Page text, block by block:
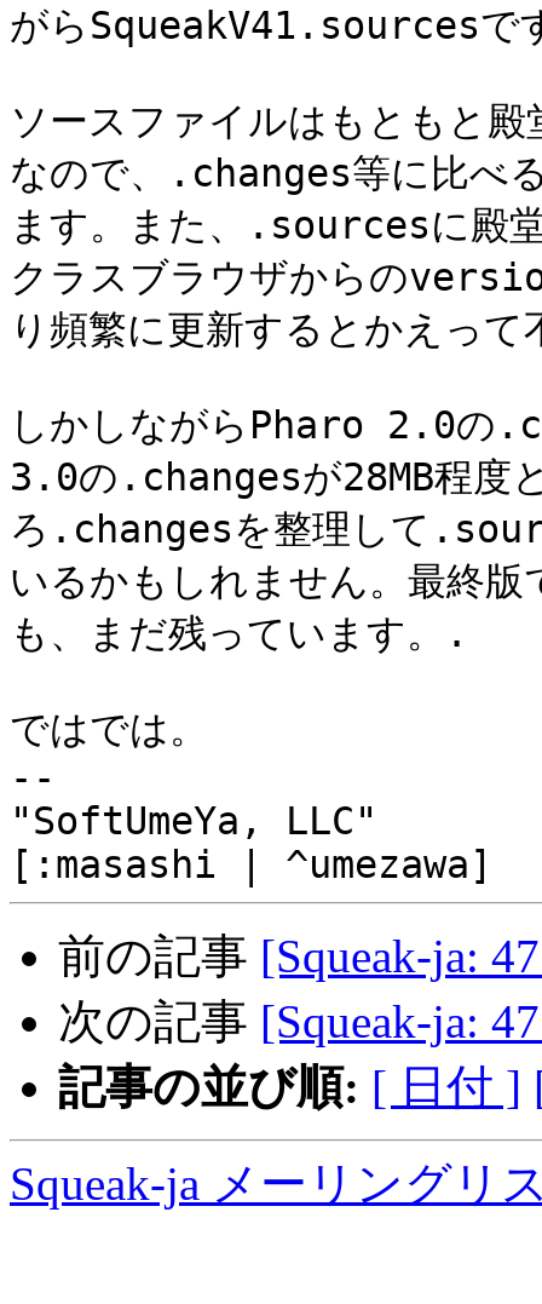
がらSqueakV41.sourcesで
ソースファイルはもともと
なので、.changes等に比べ
ます。また、.sourcesに殿
クラスブラウザからの
り頻繁に更新するとかえっ
しかしながらPharo 2.0の
3.0の.changesが28MB程度
ろ.changesを整理して
いるかもしれません。最終
も、まだ残っています。.
ではでは。
--
"SoftUmeYa, LLC"
前の記事 [Squeak-ja:
次の記事 [Squeak-ja:
記事の並び順: [ 日付 ]
Squeak-ja メーリングリ